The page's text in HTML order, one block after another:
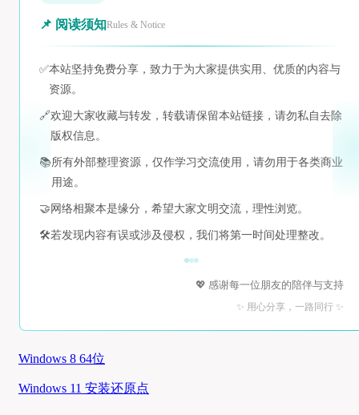
📌 阅读须知Rules & Notice
✅本站坚持免费分享，致力于为大家提供实用、优质的内容与
资源。
🔗欢迎大家收藏与转发，转载请保留本站链接，请勿私自去除
版权信息。
📚所有外部整理资源，仅作学习交流使用，请勿用于各类商业
用途。
🤝 网络相聚本是缘分，希望大家文明交流，理性浏览。
🛠️若发现内容有误或涉及侵权，我们将第一时间处理整改。
💖 感谢每一位朋友的陪伴与支持
✨ 用心分享，一路同行 ✨
Windows 8 64位
Windows 11 安装还原点